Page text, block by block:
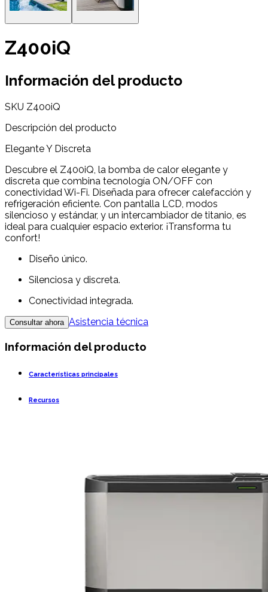
Z400iQ
Información del producto
SKU Z400iQ
Descripción del producto
Elegante Y Discreta
Descubre el Z400iQ, la bomba de calor elegante y
discreta que combina tecnología ON/OFF con
conectividad Wi-Fi. Diseñada para ofrecer calefacción y
refrigeración eficiente. Con pantalla LCD, modos
silencioso y estándar, y un intercambiador de titanio, es
ideal para cualquier espacio exterior. ¡Transforma tu
confort!
Diseño único.
Silenciosa y discreta.
Conectividad integrada.
Consultar ahora Asistencia técnica
Información del producto
Características principales
Recursos